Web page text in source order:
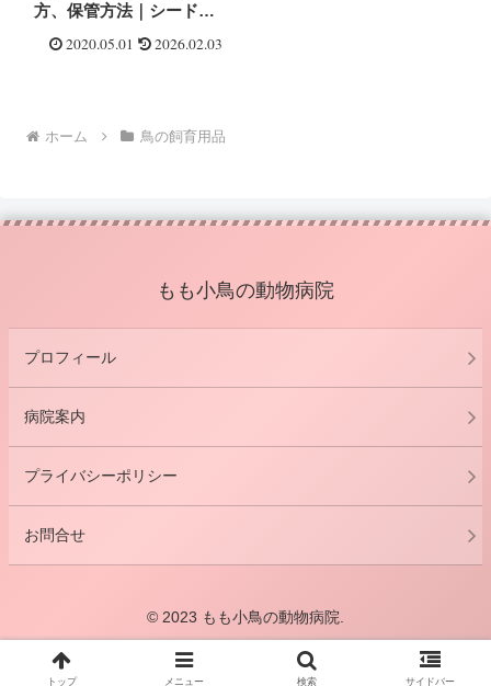
方、保管方法｜シード食
は必須2020.05.01 2026.02.03
ホーム 鳥の飼育用品
もも小鳥の動物病院
プロフィール
病院案内
プライバシーポリシー
お問合せ
© 2023 もも小鳥の動物病院.
トップ メニュー 検索 サイドバー